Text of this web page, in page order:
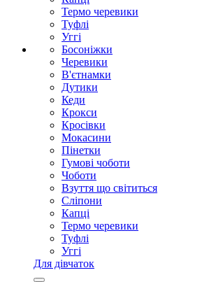
Термо черевики
Туфлі
Уггі
Босоніжки
Черевики
В'єтнамки
Дутики
Кеди
Крокси
Кросівки
Мокасини
Пінетки
Гумові чоботи
Чоботи
Взуття що світиться
Сліпони
Капці
Термо черевики
Туфлі
Уггі
Для дівчаток